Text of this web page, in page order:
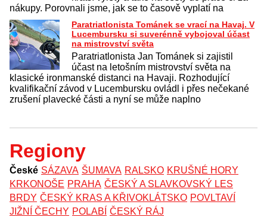
nákupy. Porovnali jsme, jak se to časově vyplatí na
Paratriatlonista Tománek se vrací na Havaj. V
Lucembursku si suverénně vybojoval účast
na mistrovství světa
Paratriatlonista Jan Tománek si zajistil
účast na letošním mistrovství světa na
klasické ironmanské distanci na Havaji. Rozhodující
kvalifikační závod v Lucembursku ovládl i přes nečekané
zrušení plavecké části a nyní se může naplno
Regiony
České SÁZAVA ŠUMAVA RALSKO KRUŠNÉ HORY
KRKONOŠE PRAHA ČESKÝ A SLAVKOVSKÝ LES
BRDY ČESKÝ KRAS A KŘIVOKLÁTSKO POVLTAVÍ
JIŽNÍ ČECHY POLABÍ ČESKÝ RÁJ